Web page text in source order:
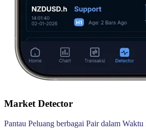
Market Detector
Pantau Peluang berbagai Pair dalam Waktu